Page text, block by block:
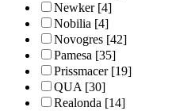
Newker[4]
Nobilia [4]
Novogres [42]
Pamesa [35]
Prissmacer[19]
QUA[30]
Realonda [14]